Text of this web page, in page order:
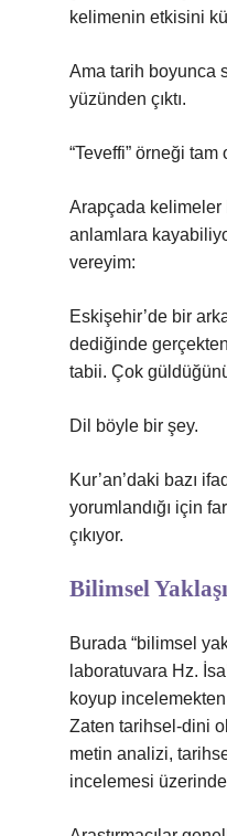
kelimenin etkisini
Ama tarih boyunca
yüzünden çıktı.
“Teveffi” örneği
Arapçada kelimeler
anlamlara
vereyim:
Eskişehir’de bir
dediğinde
tabii. Çok
Dil böyle bir şey.
Kur’an’daki bazı
yorumlandığı için
çıkıyor.
Bilimsel
Burada “bilimsel
laboratuvara Hz.
koyup
Zaten tarihsel-dini
metin analizi,
incelemesi